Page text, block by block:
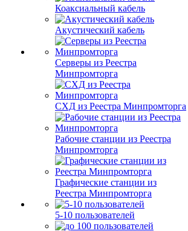
Коаксиальный кабель
Акустический кабель
Серверы из Реестра
Минпромторга
СХД из Реестра Минпромторга
Рабочие станции из Реестра
Минпромторга
Графические станции из
Реестра Минпромторга
5-10 пользователей